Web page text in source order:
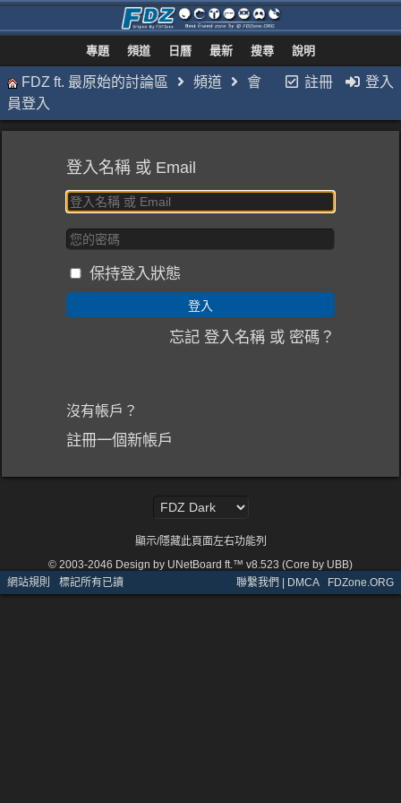
專題 頻道 日曆 最新 搜尋 說明
註冊 登入
FDZ ft. 最原始的討論區 頻道
會
員登入
登入名稱 或 Email
保持登入狀態
忘記 登入名稱 或 密碼？
沒有帳戶？
註冊一個新帳戶
顯示/隱藏此頁面左右功能列
© 2003-2046 Design by UNetBoard ft.™ v8.523 (Core by UBB)
網站規則 · 標記所有已讀 聯繫我們 | DMCA· FDZone.ORG